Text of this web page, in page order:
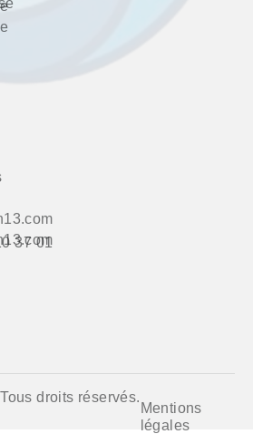
37 01
droits réservés.
Mentions
légales